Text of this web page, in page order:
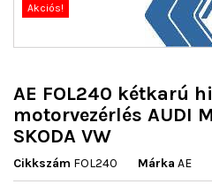
Akciós!
AE FOL240 kétkarú
motorvezérlés AUDI
SKODA VW
Cikkszám FOL240 Márka AE